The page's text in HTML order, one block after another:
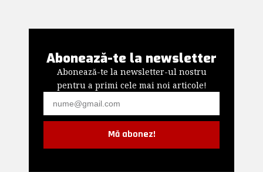
Abonează-te la newsletter
Abonează-te la newsletter-ul nostru
pentru a primi cele mai noi articole!
Mă abonez!